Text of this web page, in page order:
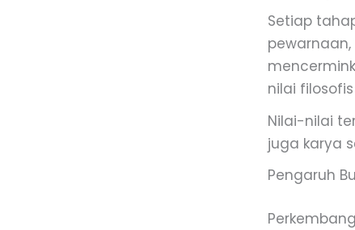
Setiap
nilai
Nilai-nilai
juga karya
Pengaruh